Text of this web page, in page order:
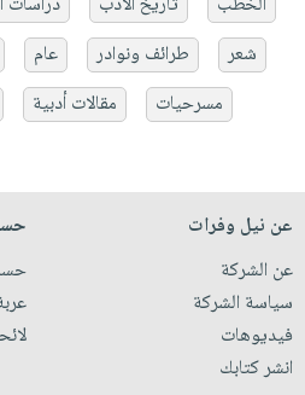
شعر
طرائف ونوادر عام
مسرحيات
مقالات أدبية
عن نيل وفرات
عن الشركة
سياسة الشركة
فيديوهات
انشر كتابك